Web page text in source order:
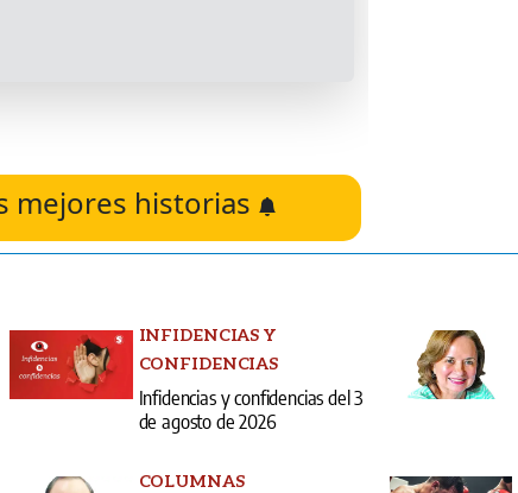
mejores historias
INFIDENCIAS Y
CONFIDENCIAS
Infidencias y confidencias del 3
de agosto de 2026
COLUMNAS